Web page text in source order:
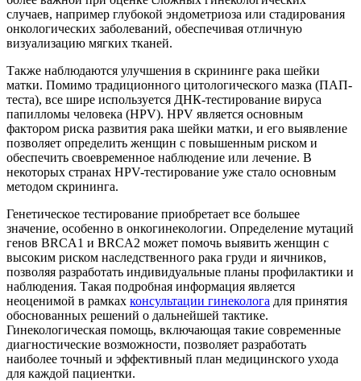
случаев, например глубокой эндометриоза или стадирования
онкологических заболеваний, обеспечивая отличную
визуализацию мягких тканей.
Также наблюдаются улучшения в скрининге рака шейки
матки. Помимо традиционного цитологического мазка (ПАП-
теста), все шире используется ДНК-тестирование вируса
папилломы человека (HPV). HPV является основным
фактором риска развития рака шейки матки, и его выявление
позволяет определить женщин с повышенным риском и
обеспечить своевременное наблюдение или лечение. В
некоторых странах HPV-тестирование уже стало основным
методом скрининга.
Генетическое тестирование приобретает все большее
значение, особенно в онкогинекологии. Определение мутаций
генов BRCA1 и BRCA2 может помочь выявить женщин с
высоким риском наследственного рака груди и яичников,
позволяя разработать индивидуальные планы профилактики и
наблюдения. Такая подробная информация является
неоценимой в рамках консультации гинеколога для принятия
обоснованных решений о дальнейшей тактике.
Гинекологическая помощь, включающая такие современные
диагностические возможности, позволяет разработать
наиболее точный и эффективный план медицинского ухода
для каждой пациентки.